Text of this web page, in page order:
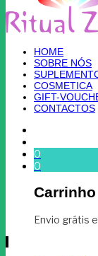
HOME
SOBRE NÓS
COSMETICA
GIFT-
CONTACTOS
0
0
Carrinho
Envio grátis